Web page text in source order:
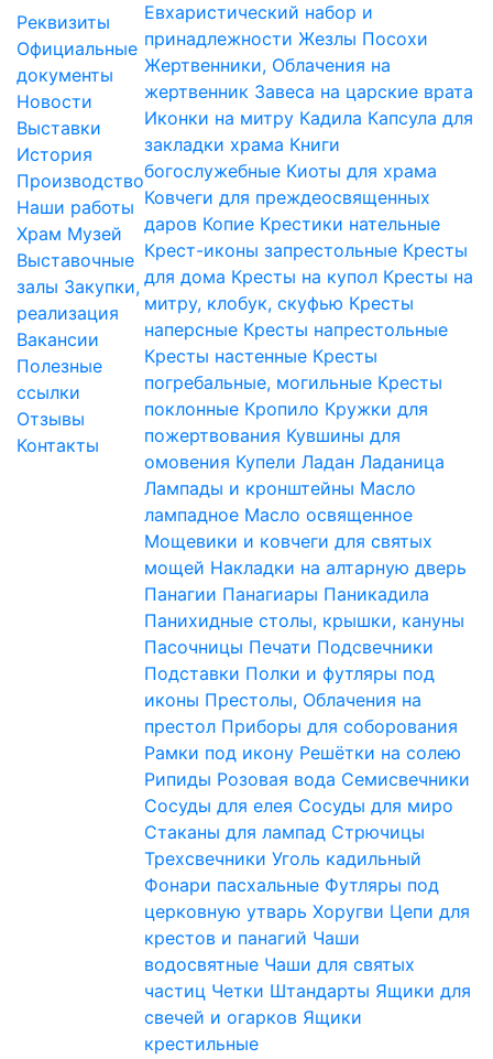
Реквизиты
Официальные
документы
Новости
Выставки
История
Производство
Наши работы
Храм Музей
Выставочные
залы Закупки,
реализация
Вакансии
Полезные
ссылки
Отзывы
Контакты
Евхаристический набор и
принадлежности Жезлы Посохи
Жертвенники, Облачения на
жертвенник Завеса на царские врата
Иконки на митру Кадила Капсула для
закладки храма Книги
богослужебные Киоты для храма
Ковчеги для преждеосвященных
даров Копие Крестики нательные
Крест-иконы запрестольные Кресты
для дома Кресты на купол Кресты на
митру, клобук, скуфью Кресты
наперсные Кресты напрестольные
Кресты настенные Кресты
погребальные, могильные Кресты
поклонные Кропило Кружки для
пожертвования Кувшины для
омовения Купели Ладан Ладаница
Лампады и кронштейны Масло
лампадное Масло освященное
Мощевики и ковчеги для святых
мощей Накладки на алтарную дверь
Панагии Панагиары Паникадила
Панихидные столы, крышки, кануны
Пасочницы Печати Подсвечники
Подставки Полки и футляры под
иконы Престолы, Облачения на
престол Приборы для соборования
Рамки под икону Решётки на солею
Рипиды Розовая вода Семисвечники
Сосуды для елея Сосуды для миро
Стаканы для лампад Стрючицы
Трехсвечники Уголь кадильный
Фонари пасхальные Футляры под
церковную утварь Хоругви Цепи для
крестов и панагий Чаши
водосвятные Чаши для святых
частиц Четки Штандарты Ящики для
свечей и огарков Ящики
крестильные